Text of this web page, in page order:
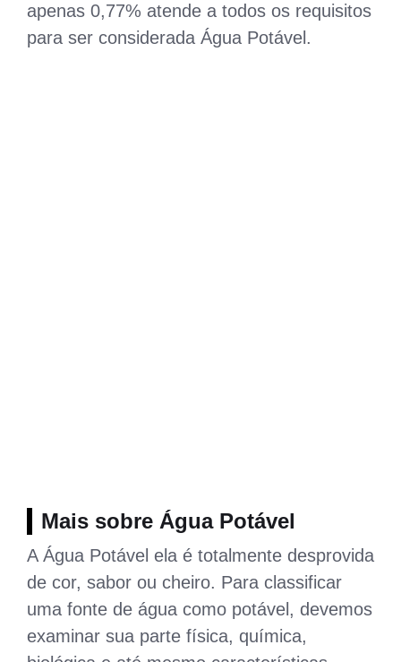
apenas 0,77% atende a todos os requisitos
para ser considerada Água Potável.
Mais sobre Água Potável
A Água Potável ela é totalmente desprovida
de cor, sabor ou cheiro. Para classificar
uma fonte de água como potável, devemos
examinar sua parte física, química,